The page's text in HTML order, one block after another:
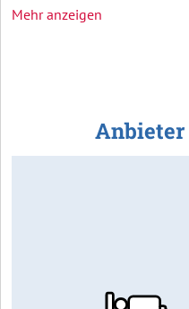
Mehr anzeigen
Anbieter